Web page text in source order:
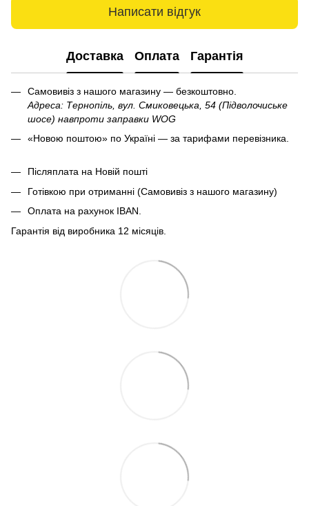
Написати відгук
Доставка Оплата Гарантія
Самовивіз з нашого магазину — безкоштовно.
Адреса: Тернопіль, вул. Смиковецька, 54 (Підволочиське
шосе) навпроти заправки WOG
«Новою поштою» по Україні — за тарифами перевізника.
Післяплата на Новій пошті
Готівкою при отриманні (Самовивіз з нашого магазину)
Оплата на рахунок IBAN.
Гарантія від виробника 12 місяців.